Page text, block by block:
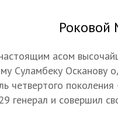
Роковой
асом
Суламбеку
четвертого
генерал и совершил